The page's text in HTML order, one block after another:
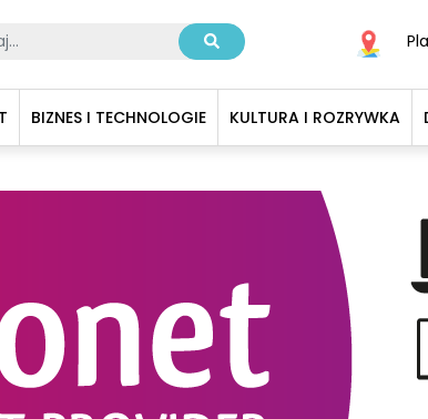
BIZNES I TECHNOLOGIE KULTURA I ROZRYWKA